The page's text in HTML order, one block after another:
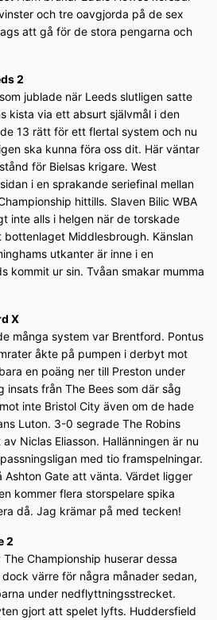
och tre oavgjorda på de sex
att gå för de stora pengarna och
2
jublade när Leeds slutligen satte
kista via ett absurt självmål i den
13 rätt för ett flertal system och nu
ska kunna föra oss dit. Här väntar
för Bielsas krigare. West
i en sprakande seriefinal mellan
hittills. Slaven Bilic WBA
inte alls i helgen när de torskade
bottenlaget Middlesbrough. Känslan
utkanter är inne i en
kommit ur sin. Tvåan smakar mumma
X
många system var Brentford. Pontus
åkte på pumpen i derbyt mot
en poäng ner till Preston under
insats från The Bees som där såg
inte Bristol City även om de hade
Luton. 3-0 segrade The Robins
Niclas Eliasson. Hallänningen är nu
med tio framspelningar.
Ashton Gate att vänta. Värdet ligger
kommer flera storspelare spika
då. Jag krämar på med tecken!
2
Championship huserar dessa
värre för några månader sedan,
under nedflyttningsstrecket.
gjort att spelet lyfts. Huddersfield